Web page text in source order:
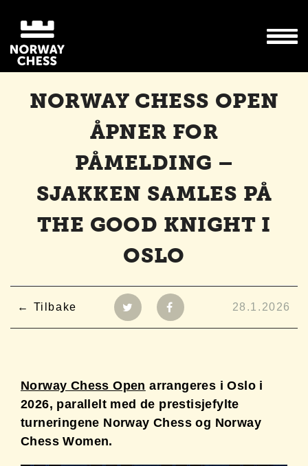
NORWAY CHESS OPEN
ÅPNER FOR
PÅMELDING –
SJAKKEN SAMLES PÅ
THE GOOD KNIGHT I
OSLO
Tilbake 28.1.2026
Norway Chess Open arrangeres i Oslo i
2026, parallelt med de prestisjefylte
turneringene Norway Chess og Norway
Chess Women.